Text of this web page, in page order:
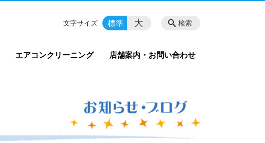
エアコンクリーニング 店舗案内・お問い合わせ
検索
文字サイズ 標準 大